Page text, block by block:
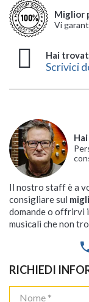
Miglior
Vi
Hai
Scrivici
Il nostro staff è a
consigliare sul
domande o offrirvi
musicali che non
RICHIEDI